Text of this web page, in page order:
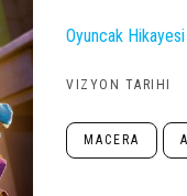
Oyuncak
VIZYON TARIHI
MACERA